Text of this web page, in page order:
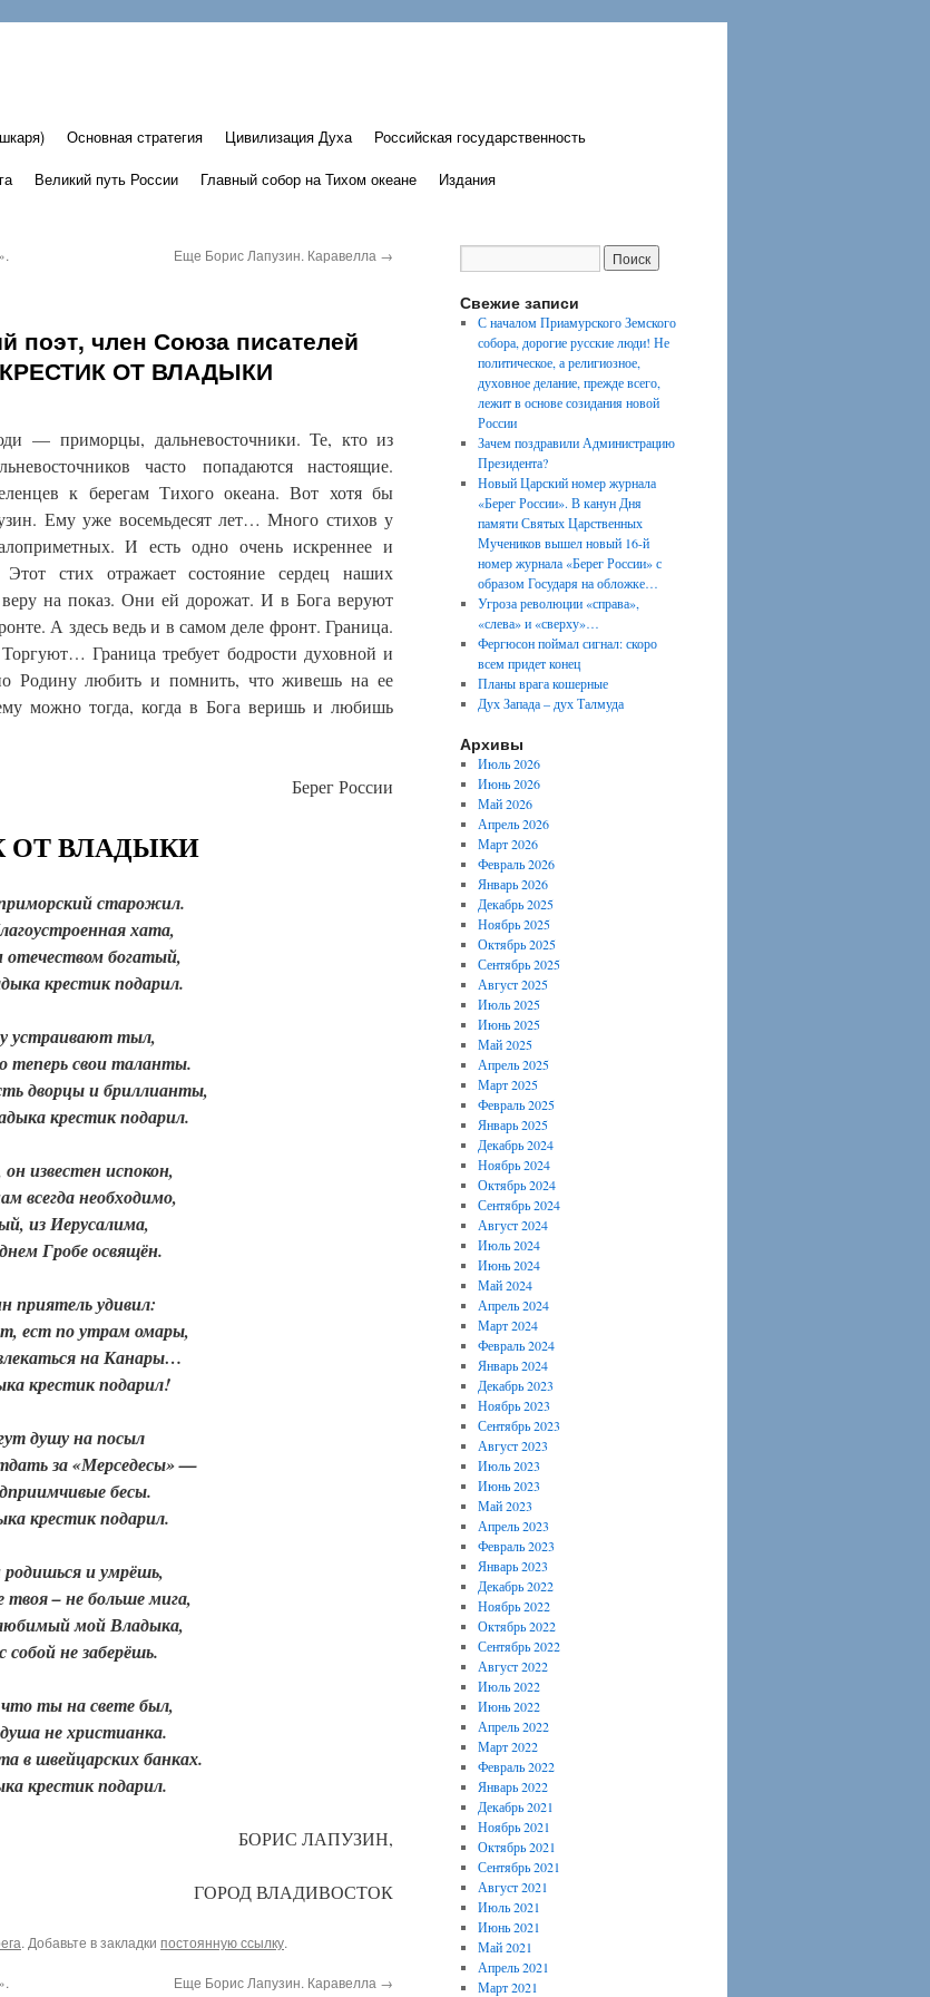
Основная стратегия Цивилизация Духа
Российская государственность
Великий путь России Главный собор на Тихом океане Издания
Еще Борис Лапузин. Каравелла →
поэт, член Союза писателей
ОТ ВЛАДЫКИ
— приморцы, дальневосточники. Те, кто из
часто попадаются настоящие.
к берегам Тихого океана. Вот хотя бы
Ему уже восемьдесят лет… Много стихов у
И есть одно очень искреннее и
стих отражает состояние сердец наших
на показ. Они ей дорожат. И в Бога веруют
А здесь ведь и в самом деле фронт. Граница.
Граница требует бодрости духовной и
Родину любить и помнить, что живешь на ее
можно тогда, когда в Бога веришь и любишь
Берег России
ОТ ВЛАДЫКИ
старожил.
хата,
отечеством богатый,
крестик подарил.
устраивают тыл,
свои таланты.
дворцы и бриллианты,
крестик подарил.
известен испокон,
всегда необходимо,
из Иерусалима,
Гробе освящён.
приятель удивил:
ест по утрам омары,
на Канары…
крестик подарил!
душу на посыл
за «Мерседесы» —
бесы.
крестик подарил.
и умрёшь,
твоя – не больше мига,
мой Владыка,
собой не заберёшь.
что ты на свете был,
не христианка.
в швейцарских банках.
крестик подарил.
БОРИС ЛАПУЗИН,
ГОРОД ВЛАДИВОСТОК
. Добавьте в закладки постоянную ссылку.
Еще Борис Лапузин. Каравелла →
Свежие записи
С началом Приамурского Земского
собора, дорогие русские люди! Не
политическое, а религиозное,
духовное делание, прежде всего,
лежит в основе созидания новой
России
Зачем поздравили Администрацию
Президента?
Новый Царский номер журнала
«Берег России». В канун Дня
памяти Святых Царственных
Мучеников вышел новый 16-й
номер журнала «Берег России» с
образом Государя на обложке…
Угроза революции «справа»,
«слева» и «сверху»…
Фергюсон поймал сигнал: скоро
всем придет конец
Планы врага кошерные
Дух Запада – дух Талмуда
Архивы
Июль 2026
Июнь 2026
Май 2026
Апрель 2026
Март 2026
Февраль 2026
Январь 2026
Декабрь 2025
Ноябрь 2025
Октябрь 2025
Сентябрь 2025
Август 2025
Июль 2025
Июнь 2025
Май 2025
Апрель 2025
Март 2025
Февраль 2025
Январь 2025
Декабрь 2024
Ноябрь 2024
Октябрь 2024
Сентябрь 2024
Август 2024
Июль 2024
Июнь 2024
Май 2024
Апрель 2024
Март 2024
Февраль 2024
Январь 2024
Декабрь 2023
Ноябрь 2023
Сентябрь 2023
Август 2023
Июль 2023
Июнь 2023
Май 2023
Апрель 2023
Февраль 2023
Январь 2023
Декабрь 2022
Ноябрь 2022
Октябрь 2022
Сентябрь 2022
Август 2022
Июль 2022
Июнь 2022
Апрель 2022
Март 2022
Февраль 2022
Январь 2022
Декабрь 2021
Ноябрь 2021
Октябрь 2021
Сентябрь 2021
Август 2021
Июль 2021
Июнь 2021
Май 2021
Апрель 2021
Март 2021